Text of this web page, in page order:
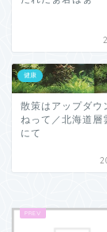
健康
散策はアップダウ
ねって／北海道層
にて